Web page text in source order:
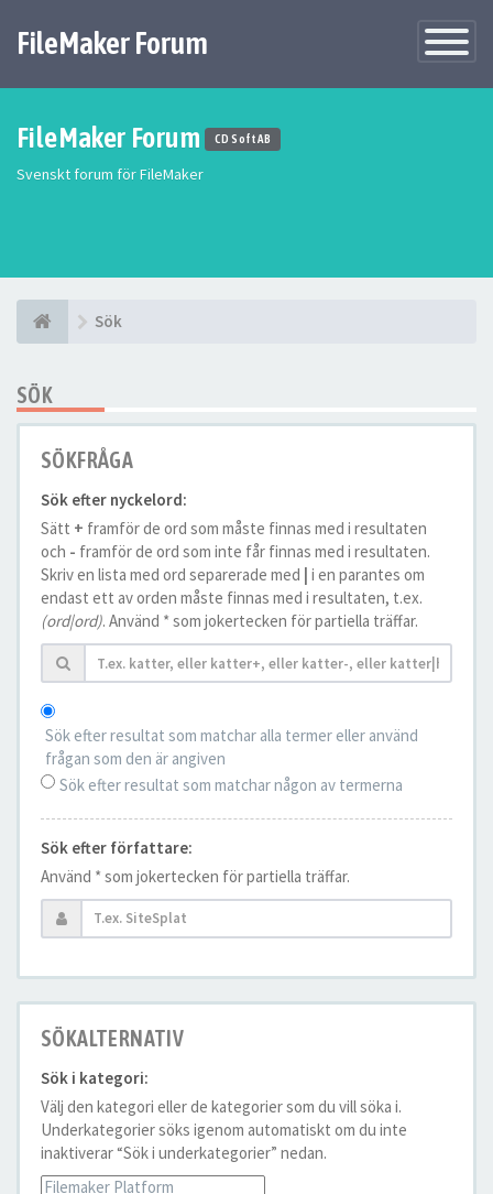
Växla
FileMaker Forum
FileMaker Forum CD Soft AB
Svenskt forum för FileMaker
Sök
SÖK
SÖKFRÅGA
Sök efter nyckelord:
Sätt + framför de ord som måste finnas med i resultaten
och - framför de ord som inte får finnas med i resultaten.
Skriv en lista med ord separerade med | i en parantes om
endast ett av orden måste finnas med i resultaten, t.ex.
(ord|ord). Använd * som jokertecken för partiella träffar.
Sök efter resultat som matchar alla termer eller använd
frågan som den är angiven
Sök efter resultat som matchar någon av termerna
Sök efter författare:
Använd * som jokertecken för partiella träffar.
SÖKALTERNATIV
Sök i kategori:
Välj den kategori eller de kategorier som du vill söka i.
Underkategorier söks igenom automatiskt om du inte
inaktiverar “Sök i underkategorier” nedan.